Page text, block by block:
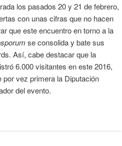
los pasados 20 y 21 de febrero,
con unas cifras que no hacen
que este encuentro en torno a la
se consolida y bate sus
Así, cabe destacar que la
6.000 visitantes en este 2016,
por vez primera la Diputación
del evento.